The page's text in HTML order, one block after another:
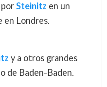
Steinitz en un
Londres.
y a otros grandes
de Baden-Baden.